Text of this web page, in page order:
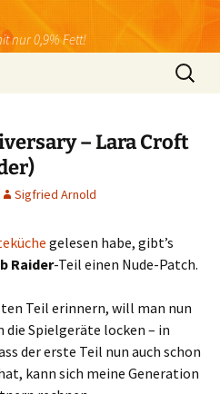
nur 0,9% Fett!
Suchen
nach:
– Lara Croft
Sigfried Arnold
gelesen habe, gibt’s
Raider-Teil einen Nude-Patch.
Teil erinnern, will man nun
Spielgeräte locken – in
der erste Teil nun auch schon
kann sich meine Generation